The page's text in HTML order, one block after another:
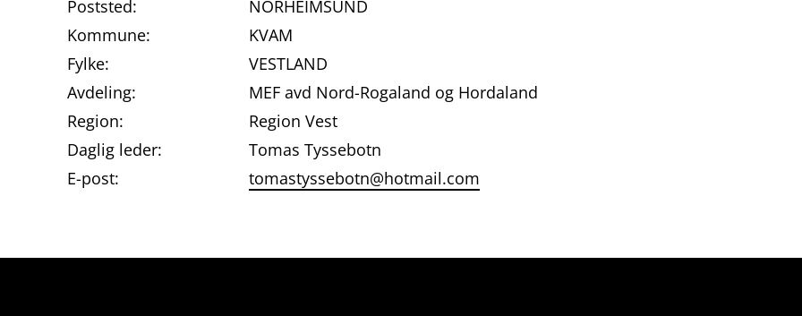
Poststed:
NORHEIMSUND
Kommune:
KVAM
Fylke:
VESTLAND
Avdeling:
MEF avd Nord-Rogaland og Hordaland
Region:
Region Vest
Daglig leder:
Tomas Tyssebotn
E-post:
tomastyssebotn@hotmail.com